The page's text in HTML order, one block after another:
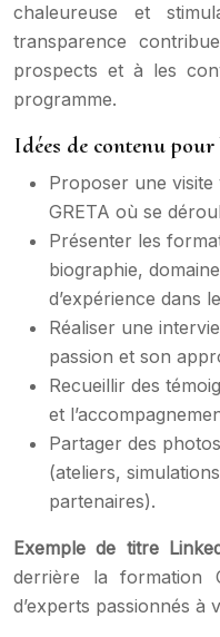
chaleureuse et
transparence
prospects et à les
programme.
Idées de contenu pour
Proposer une
GRETA où se
Présenter les
biographie,
d’expérience dans
Réaliser une
passion et son
Recueillir des
et
Partager des
(ateliers,
partenaires).
Exemple de titre
derrière la formation
d’experts passionnés à